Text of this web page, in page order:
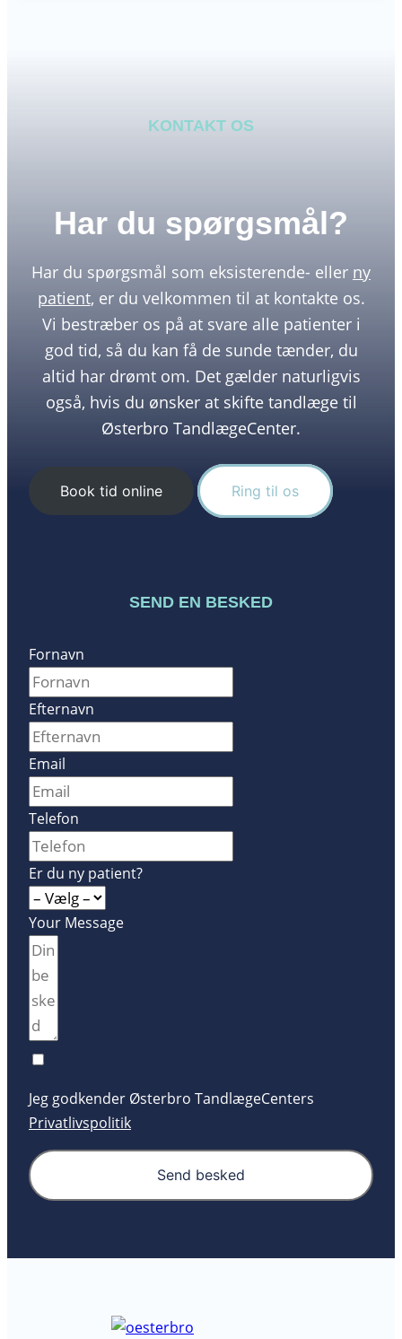
KONTAKT OS
Har du spørgsmål?
Har du spørgsmål som eksisterende- eller ny
patient, er du velkommen til at kontakte os.
Vi bestræber os på at svare alle patienter i
god tid, så du kan få de sunde tænder, du
altid har drømt om. Det gælder naturligvis
også, hvis du ønsker at skifte tandlæge til
Østerbro TandlægeCenter.
Book tid online Ring til os
SEND EN BESKED
Fornavn
Efternavn
Email
Telefon
Er du ny patient?
Your Message
Jeg godkender Østerbro TandlægeCenters
Privatlivspolitik
Send besked